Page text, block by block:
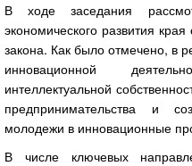
В ходе заседания
экономического развития
закона. Как было отмечено, в
инновационной
интеллектуальной
предпринимательства и
молодежи в инновационные
В числе ключевых